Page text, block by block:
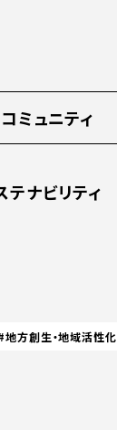
コミュニティ
テナビリティ
地方創生・地域活性化